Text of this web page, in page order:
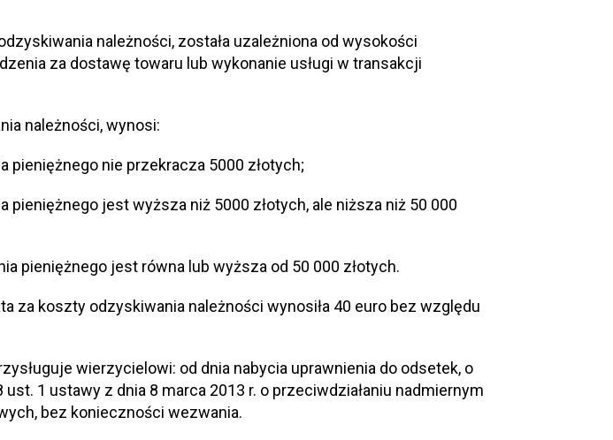
należności, została uzależniona od wysokości
za dostawę towaru lub wykonanie usługi w transakcji
należności, wynosi:
pieniężnego nie przekracza 5000 złotych;
pieniężnego jest wyższa niż 5000 złotych, ale niższa niż 50 000
pieniężnego jest równa lub wyższa od 50 000 złotych.
za koszty odzyskiwania należności wynosiła 40 euro bez względu
wierzycielowi: od dnia nabycia uprawnienia do odsetek, o
1 ustawy z dnia 8 marca 2013 r. o przeciwdziałaniu nadmiernym
bez konieczności wezwania.